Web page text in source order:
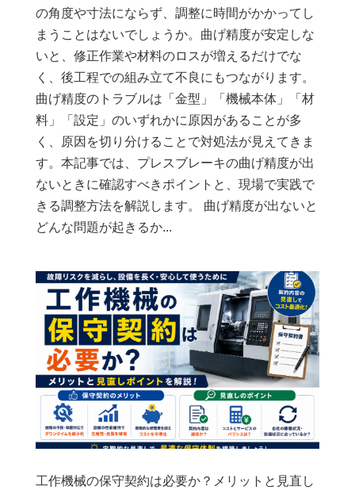
の角度や寸法にならず、調整に時間がかかってし
まうことはないでしょうか。曲げ精度が安定しな
いと、修正作業や材料のロスが増えるだけでな
く、後工程での組み立て不良にもつながります。
曲げ精度のトラブルは「金型」「機械本体」「材
料」「設定」のいずれかに原因があることが多
く、原因を切り分けることで対処法が見えてきま
す。本記事では、プレスブレーキの曲げ精度が出
ないときに確認すべきポイントと、現場で実践で
きる調整方法を解説します。 曲げ精度が出ないと
どんな問題が起きるか...
工作機械の保守契約は必要か？メリットと見直し